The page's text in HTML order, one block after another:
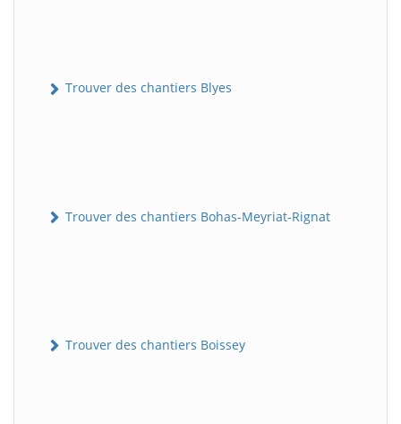
Trouver des chantiers Blyes
Trouver des chantiers Bohas-Meyriat-Rignat
Trouver des chantiers Boissey